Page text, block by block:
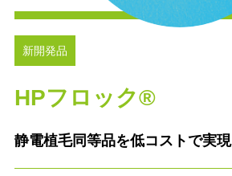
新開発品
HPフロック®
静電植毛同等品を低コストで実現